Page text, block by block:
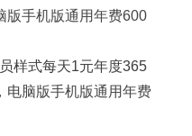
版手机版通用年费600
样式每天1元年度365
电脑版手机版通用年费